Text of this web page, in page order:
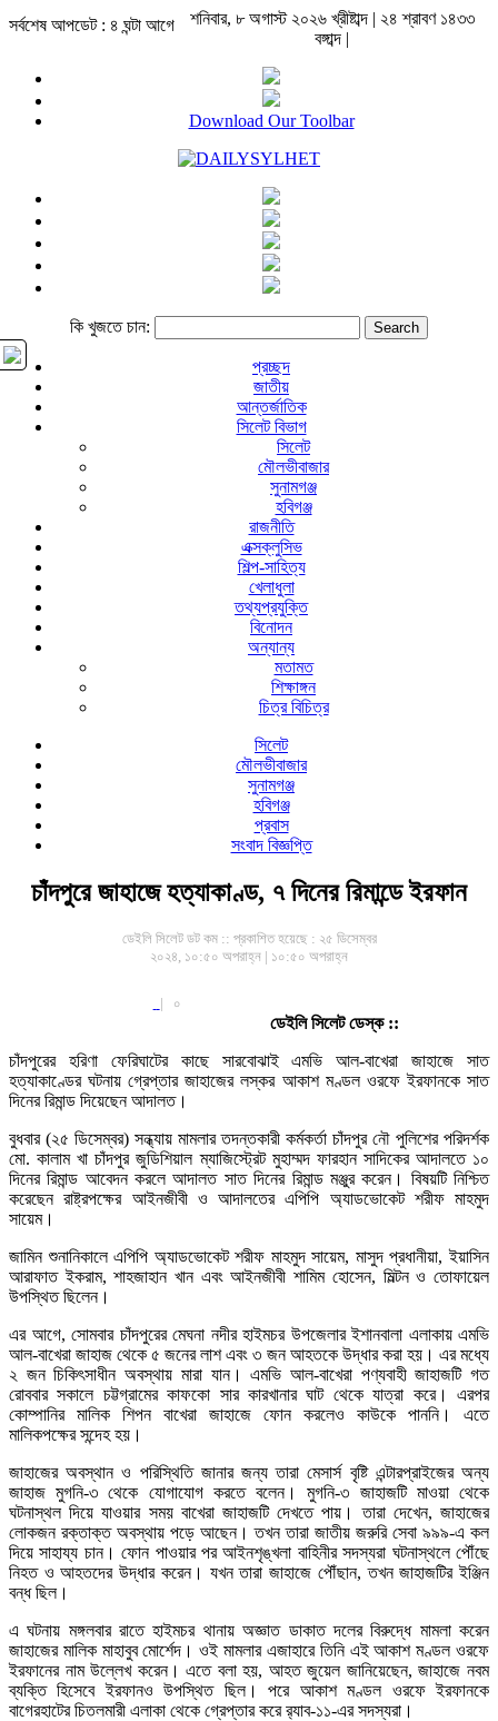
সর্বশেষ আপডেট : ৪ ঘন্টা আগে
শনিবার, ৮ অগাস্ট ২০২৬ খ্রীষ্টাব্দ | ২৪ শ্রাবণ ১৪৩৩
বঙ্গাব্দ |
Download Our Toolbar
কি খুজতে চান:
প্রচ্ছদ
জাতীয়
আন্তর্জাতিক
সিলেট বিভাগ
সিলেট
মৌলভীবাজার
সুনামগঞ্জ
হবিগঞ্জ
রাজনীতি
এক্সক্লুসিভ
শিল্প-সাহিত্য
খেলাধুলা
তথ্যপ্রযুক্তি
বিনোদন
অন্যান্য
মতামত
শিক্ষাঙ্গন
চিত্র বিচিত্র
সিলেট
মৌলভীবাজার
সুনামগঞ্জ
হবিগঞ্জ
প্রবাস
সংবাদ বিজ্ঞপ্তি
চাঁদপুরে জাহাজে হত্যাকাণ্ড, ৭ দিনের রিমান্ডে ইরফান
ডেইলি সিলেট ডট কম :: প্রকাশিত হয়েছে : ২৫ ডিসেম্বর
২০২৪, ১০:৫০ অপরাহ্ন | ১০:৫০ অপরাহ্ন
| ০
ডেইলি সিলেট ডেস্ক ::
চাঁদপুরের হরিণা ফেরিঘাটের কাছে সারবোঝাই এমভি আল-বাখেরা জাহাজে সাত
হত্যাকাণ্ডের ঘটনায় গ্রেপ্তার জাহাজের লস্কর আকাশ মণ্ডল ওরফে ইরফানকে সাত
দিনের রিমান্ড দিয়েছেন আদালত।
বুধবার (২৫ ডিসেম্বর) সন্ধ্যায় মামলার তদন্তকারী কর্মকর্তা চাঁদপুর নৌ পুলিশের পরিদর্শক
মো. কালাম খা চাঁদপুর জুডিশিয়াল ম্যাজিস্ট্রেট মুহাম্মদ ফারহান সাদিকের আদালতে ১০
দিনের রিমান্ড আবেদন করলে আদালত সাত দিনের রিমান্ড মঞ্জুর করেন। বিষয়টি নিশ্চিত
করেছেন রাষ্ট্রপক্ষের আইনজীবী ও আদালতের এপিপি অ্যাডভোকেট শরীফ মাহমুদ
সায়েম।
জামিন শুনানিকালে এপিপি অ্যাডভোকেট শরীফ মাহমুদ সায়েম, মাসুদ প্রধানীয়া, ইয়াসিন
আরাফাত ইকরাম, শাহজাহান খান এবং আইনজীবী শামিম হোসেন, মিল্টন ও তোফায়েল
উপস্থিত ছিলেন।
এর আগে, সোমবার চাঁদপুরের মেঘনা নদীর হাইমচর উপজেলার ইশানবালা এলাকায় এমভি
আল-বাখেরা জাহাজ থেকে ৫ জনের লাশ এবং ৩ জন আহতকে উদ্ধার করা হয়। এর মধ্যে
২ জন চিকিৎসাধীন অবস্থায় মারা যান। এমভি আল-বাখেরা পণ্যবাহী জাহাজটি গত
রোববার সকালে চট্টগ্রামের কাফকো সার কারখানার ঘাট থেকে যাত্রা করে। এরপর
কোম্পানির মালিক শিপন বাখেরা জাহাজে ফোন করলেও কাউকে পাননি। এতে
মালিকপক্ষের সন্দেহ হয়।
জাহাজের অবস্থান ও পরিস্থিতি জানার জন্য তারা মেসার্স বৃষ্টি এন্টারপ্রাইজের অন্য
জাহাজ মুগনি-৩ থেকে যোগাযোগ করতে বলেন। মুগনি-৩ জাহাজটি মাওয়া থেকে
ঘটনাস্থল দিয়ে যাওয়ার সময় বাখেরা জাহাজটি দেখতে পায়। তারা দেখেন, জাহাজের
লোকজন রক্তাক্ত অবস্থায় পড়ে আছেন। তখন তারা জাতীয় জরুরি সেবা ৯৯৯-এ কল
দিয়ে সাহায্য চান। ফোন পাওয়ার পর আইনশৃঙ্খলা বাহিনীর সদস্যরা ঘটনাস্থলে পৌঁছে
নিহত ও আহতদের উদ্ধার করেন। যখন তারা জাহাজে পৌঁছান, তখন জাহাজটির ইঞ্জিন
বন্ধ ছিল।
এ ঘটনায় মঙ্গলবার রাতে হাইমচর থানায় অজ্ঞাত ডাকাত দলের বিরুদ্ধে মামলা করেন
জাহাজের মালিক মাহাবুব মোর্শেদ। ওই মামলার এজাহারে তিনি এই আকাশ মণ্ডল ওরফে
ইরফানের নাম উল্লেখ করেন। এতে বলা হয়, আহত জুয়েল জানিয়েছেন, জাহাজে নবম
ব্যক্তি হিসেবে ইরফানও উপস্থিত ছিল। পরে আকাশ মণ্ডল ওরফে ইরফানকে
বাগেরহাটের চিতলমারী এলাকা থেকে গ্রেপ্তার করে র‌্যাব-১১-এর সদস্যরা।